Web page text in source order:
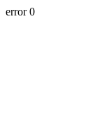
error 0